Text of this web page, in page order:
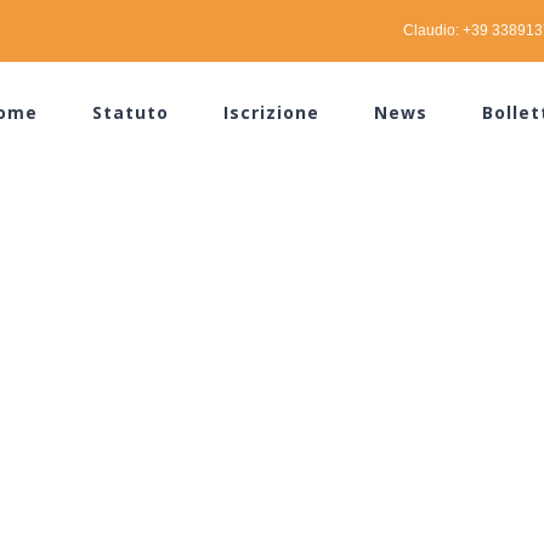
Claudio: +39
Statuto Iscrizione News